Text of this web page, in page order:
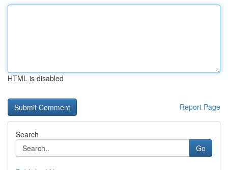
HTML is disabled
Report Page
Search
Go